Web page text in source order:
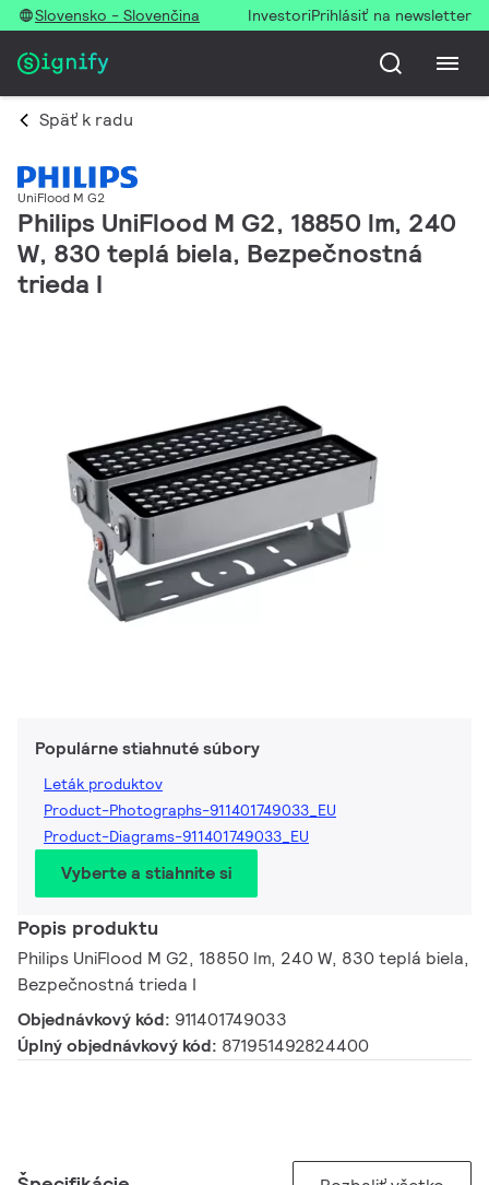
Slovensko - Slovenčina InvestoriPrihlásiť na newsletter
Späť k radu
UniFlood M G2
Philips UniFlood M G2, 18850 lm, 240
W, 830 teplá biela, Bezpečnostná
trieda I
Populárne stiahnuté súbory
Leták produktov
Product-Photographs-911401749033_EU
Product-Diagrams-911401749033_EU
Vyberte a stiahnite si
Popis produktu
Philips UniFlood M G2, 18850 lm, 240 W, 830 teplá biela,
Bezpečnostná trieda I
Objednávkový kód: 911401749033
Úplný objednávkový kód: 871951492824400